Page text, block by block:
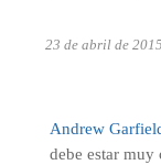
23 de abril de
Andrew
debe estar muy